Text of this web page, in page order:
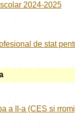
2024-2025
de stat
a II-a (CES si